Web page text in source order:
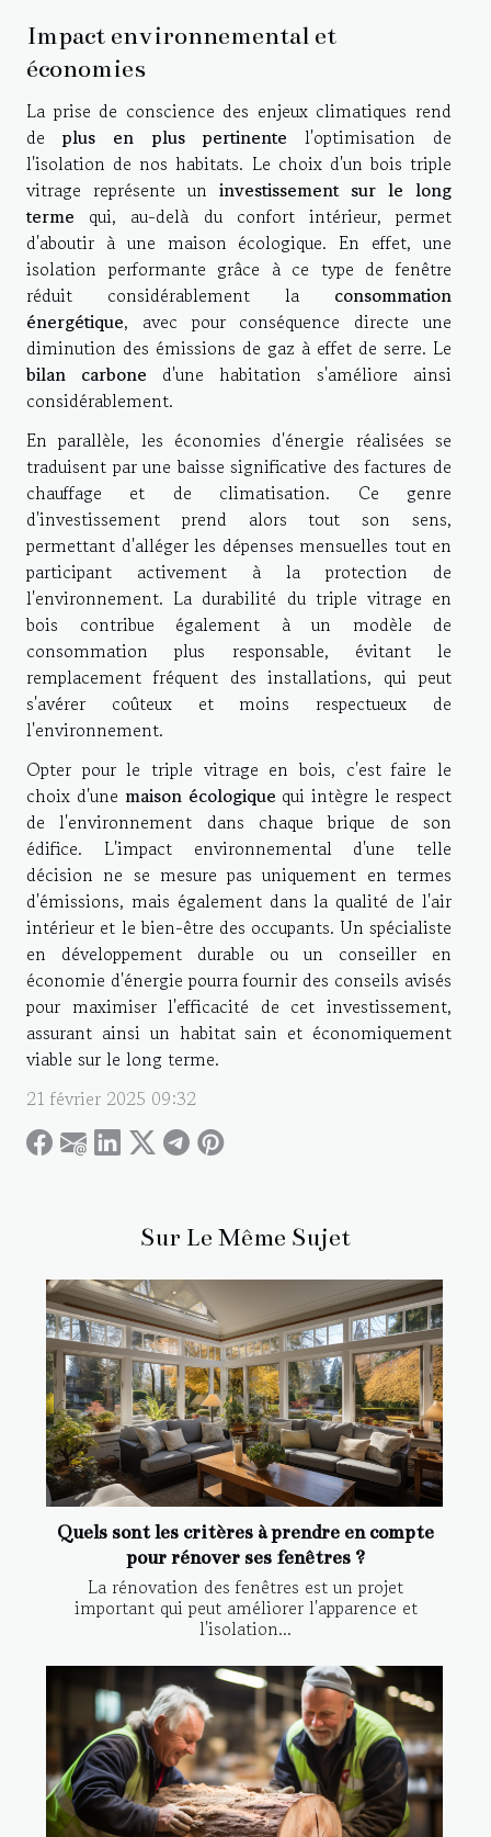
Impact environnemental et
économies
La prise de conscience des enjeux climatiques rend
deplus en plus pertinente l'optimisation de
l'isolation de nos habitats. Le choix d'un bois triple
vitrage représente un investissement sur le long
terme qui, au-delà du confort intérieur, permet
d'aboutir à une maison écologique. En effet, une
isolation performante grâce à ce type de fenêtre
réduit considérablement la consommation
énergétique, avec pour conséquence directe une
diminution des émissions de gaz à effet de serre. Le
bilan carbone d'une habitation s'améliore ainsi
considérablement.
En parallèle, les économies d'énergie réalisées se
traduisent par une baisse significative des factures de
chauffage et de climatisation. Ce genre
d'investissement prend alors tout son sens,
permettant d'alléger les dépenses mensuelles tout en
participant activement à la protection de
l'environnement. La durabilité du triple vitrage en
bois contribue également à un modèle de
consommation plus responsable, évitant le
remplacement fréquent des installations, qui peut
s'avérer coûteux et moins respectueux de
l'environnement.
Opter pour le triple vitrage en bois, c'est faire le
choix d'une maison écologique qui intègre le respect
de l'environnement dans chaque brique de son
édifice. L'impact environnemental d'une telle
décision ne se mesure pas uniquement en termes
d'émissions, mais également dans la qualité de l'air
intérieur et le bien-être des occupants. Un spécialiste
en développement durable ou un conseiller en
économie d'énergie pourra fournir des conseils avisés
pour maximiser l'efficacité de cet investissement,
assurant ainsi un habitat sain et économiquement
viable sur le long terme.
21 février 2025 09:32
Sur Le Même Sujet
Quels sont les critères à prendre en compte
pour rénover ses fenêtres ?
La rénovation des fenêtres est un projet
important qui peut améliorer l'apparence et
l'isolation...